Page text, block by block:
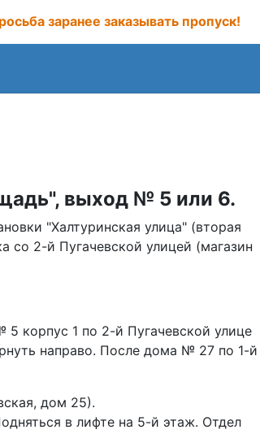
заранее заказывать пропуск!
выход № 5 или 6.
"Халтуринская улица" (вторая
2-й Пугачевской улицей (магазин
корпус 1 по 2-й Пугачевской улице
направо. После дома № 27 по 1-й
дом 25).
в лифте на 5-й этаж. Отдел